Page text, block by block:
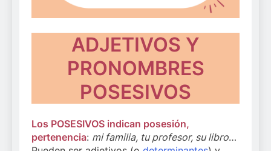
ADJETIVOS Y
PRONOMBRES
POSESIVOS
Los POSESIVOS indican posesión,
pertenencia: mi familia, tu profesor, su libro…